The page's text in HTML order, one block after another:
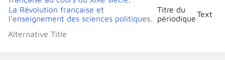
Alternative Title
La Révolution française et
l'enseignement des sciences politiques.
Titre du
périodiqueText